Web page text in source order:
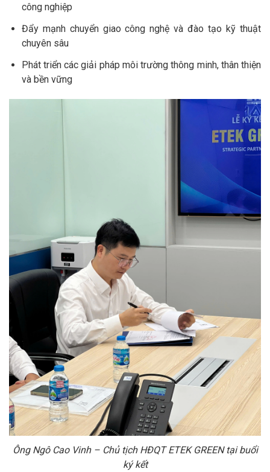
công nghiệp
Đẩy mạnh chuyển giao công nghệ và đào tạo kỹ thuật
chuyên sâu
Phát triển các giải pháp môi trường thông minh, thân thiện
và bền vững
Ông Ngô Cao Vinh – Chủ tịch HĐQT ETEK GREEN tại buổi
ký kết